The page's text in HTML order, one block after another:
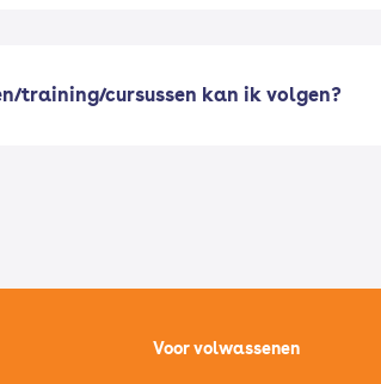
training/cursussen kan ik volgen?
Voor volwassenen